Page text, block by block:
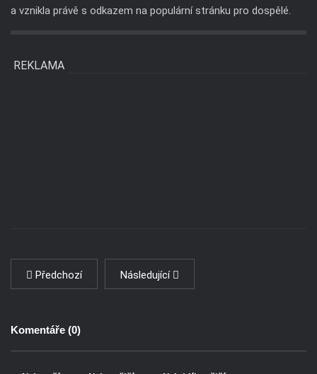
a vznikla právě s odkazem na populární stránku pro dospělé.
REKLAMA
Předchozí Následující
Komentáře (0)